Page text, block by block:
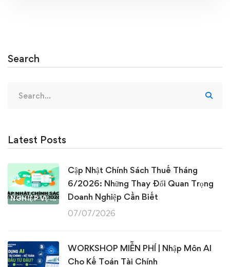
Search
for:
Latest Posts
NGHIỆP VỤ KẾ TOÁN & THUẾ
Cập Nhật Chính Sách Thuế Tháng
6/2026: Những Thay Đổi Quan Trọng
Doanh Nghiệp Cần Biết
07/07/2026
WORKSHOP MIỄN PHÍ | Nhập Môn AI
Cho Kế Toán Tài Chính